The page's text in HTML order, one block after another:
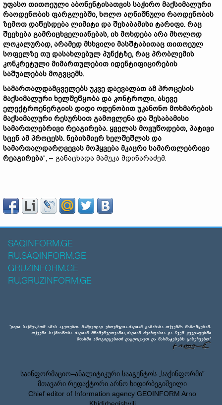
უფასო თითოეული აბონენტისათვის საჭირო მაქსიმალური
რაოდენობის ფარგლებში, ხოლო აღნიშნული რაოდენობის
ზემოთ დაწესდება ლიმიტი და შესაბამისი ტარიფი. რაც
შეეხება გამრიცხველიანებას, ის მოხდება არა მხოლოდ
ლოკალურად, არამედ მსხვილი მასშტაბითაც თითოეულ
სოფელზე თუ დასახლებულ პუნქტზე, რაც პრობლემის
კონკრეტული მიმართულებით იდენტიფიცირების
საშუალებას მოგვცემს.
სამართალდამცველებს უკვე დაევალათ ამ პროცესის
მაქსიმალური ხელშეწყობა და კონტროლი, ასევე
ელექტროენერგიის დიდი ოდენობით უკანონო მოხმარების
მაქსიმალური რესურსით გამოვლენა და შესაბამისი
სამართლებრივი რეაგირება. ყველას მოვუწოდებთ, პატივი
სცენ ამ პროცესს. ნებისმიერ ხელშეშლას და
სამართალდარღვევას მოჰყვება მკაცრი სამართლებრივი
რეაგირება“, – განაცხადა მამუკა მდინარაძემ.
SAQINFORM.GE
RU.SAQINFORM.GE
GRUZINFORM.GE
RU.GRUZINFORM.GE
საინფორმაციო–ანალიტიკური სააგენტოს „საქინფორმი”
მთავარი რედაქტორი არნო ხიდირბეგიშვილი
Chief editor of Information agency GEOINFORM Arno
Khidirbegishvili